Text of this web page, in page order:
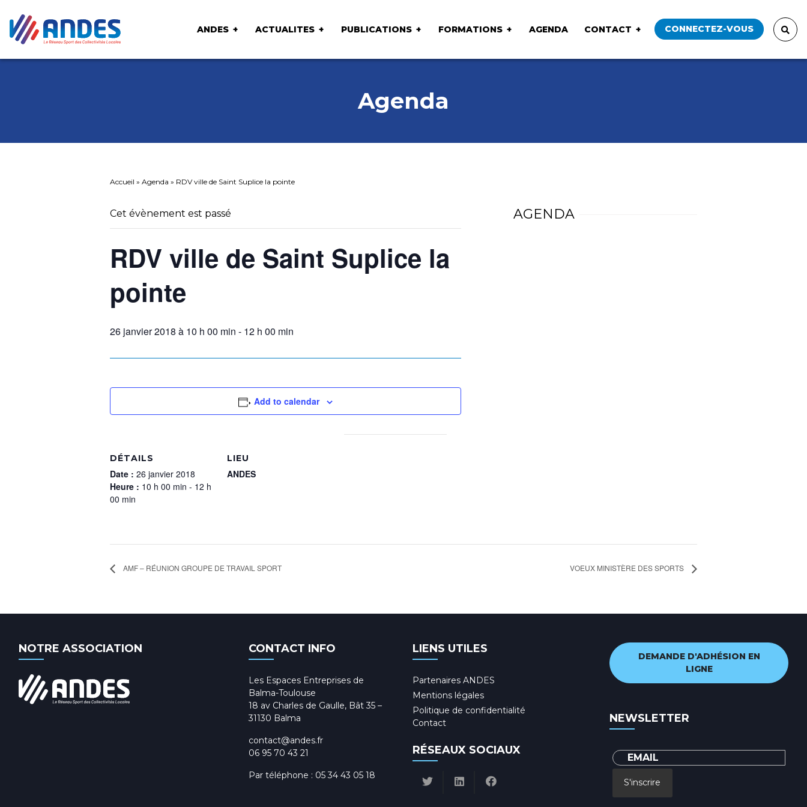
ANDES ACTUALITES PUBLICATIONS FORMATIONS AGENDA CONTACT CONNECTEZ-VOUS
Agenda
Accueil » Agenda » RDV ville de Saint Suplice la pointe
Cet évènement est passé
RDV ville de Saint Suplice la
pointe
26 janvier 2018 à 10 h 00 min - 12 h 00 min
Add to calendar
DÉTAILS
Date : 26 janvier 2018
Heure : 10 h 00 min - 12 h
00 min
LIEU
ANDES
AGENDA
AMF – RÉUNION GROUPE DE TRAVAIL SPORT VOEUX MINISTÈRE DES SPORTS
NOTRE ASSOCIATION CONTACT INFO
Les Espaces Entreprises de
Balma-Toulouse
18 av Charles de Gaulle, Bât 35 –
31130 Balma
contact@andes.fr
06 95 70 43 21
Par téléphone : 05 34 43 05 18
LIENS UTILES
Partenaires ANDES
Mentions légales
Politique de confidentialité
Contact
RÉSEAUX SOCIAUX
DEMANDE D'ADHÉSION EN
LIGNE
NEWSLETTER
S'inscrire